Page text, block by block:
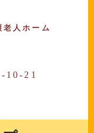
老人ホーム
10-21